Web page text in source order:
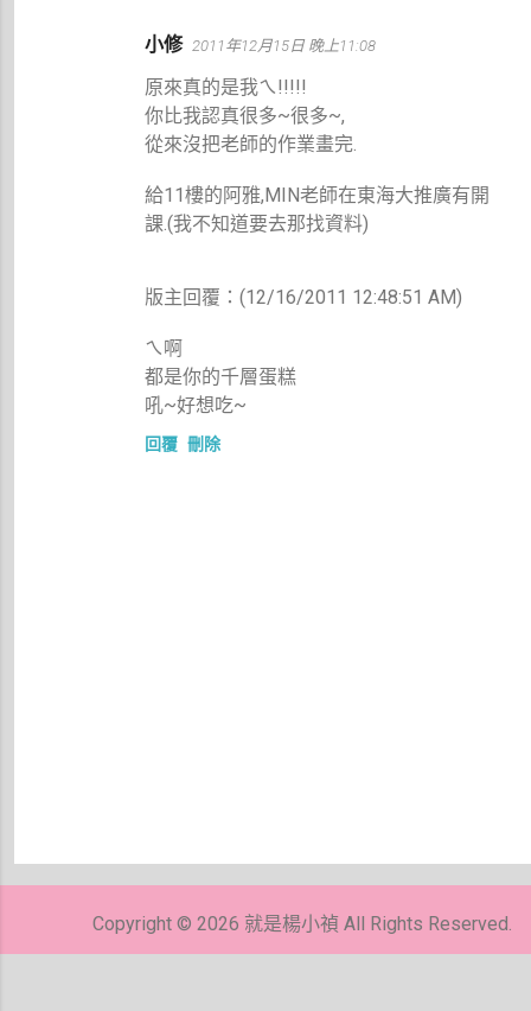
小修 2011年12月15日 晚上11:08
原來真的是我ㄟ!!!!!
你比我認真很多~很多~,
從來沒把老師的作業畫完.
給11樓的阿雅,MIN老師在東海大推廣有開
課.(我不知道要去那找資料)
版主回覆：(12/16/2011 12:48:51 AM)
ㄟ啊
都是你的千層蛋糕
吼~好想吃~
回覆 刪除
貼
Copyright © 2026 就是楊小禎 All Rights Reserved.